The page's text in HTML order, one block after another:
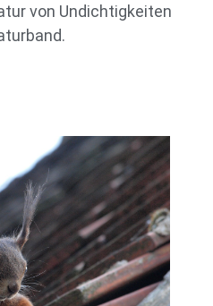
von Undichtigkeiten